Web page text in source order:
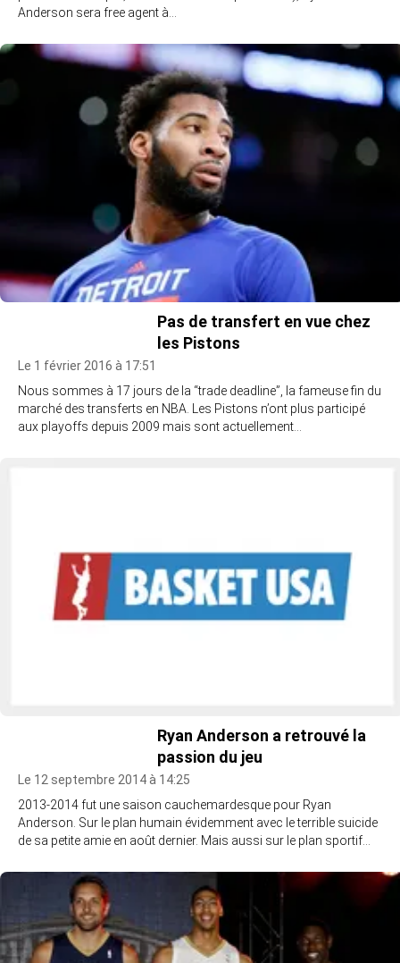
Anderson sera free agent à…
Pas de transfert en vue chez
les Pistons
Le 1 février 2016 à 17:51
Nous sommes à 17 jours de la “trade deadline”, la fameuse fin du
marché des transferts en NBA. Les Pistons n’ont plus participé
aux playoffs depuis 2009 mais sont actuellement…
Ryan Anderson a retrouvé la
passion du jeu
Le 12 septembre 2014 à 14:25
2013-2014 fut une saison cauchemardesque pour Ryan
Anderson. Sur le plan humain évidemment avec le terrible suicide
de sa petite amie en août dernier. Mais aussi sur le plan sportif…